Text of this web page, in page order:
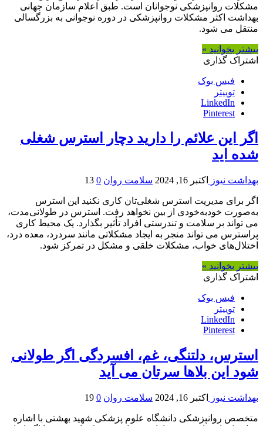
مشکلات روانپزشکی نوجوانان است. طبق اعلام سازمان جهانی
بهداشت اکثر مشکلات روانپزشکی در دوره نوجوانی به بزرگسالی
منتقل می شود.
بیشتر بخوانید »
اشتراک گذاری
فیس بوک
توییتر
LinkedIn
Pinterest
اگر این علائم را دارید دچار استرس شغلی
شده اید
بهداشت نیوز اکتبر 16, 2024 سلامت روان 0
13
اگر برای مدیریت استرس شغلی‌تان کاری نکنید این استرس
به‌صورت خودبه‌خودی از بین نخواهد رفت. استرس در طولانی‌مدت،
می‌ تواند بر سلامت و تندرستی افراد تأثیر بگذارد. یک محیط کاری
پراسترس می‌ تواند منجر به ایجاد مشکلاتی مانند سردرد، معده درد،
اختلال‌های خواب، مشکلات خلقی و مشکل در تمرکز شود.
بیشتر بخوانید »
اشتراک گذاری
فیس بوک
توییتر
LinkedIn
Pinterest
استرس، دلتنگی، غم، افسردگی اگر طولانی
شود این بلاها سرتان می آید
بهداشت نیوز اکتبر 16, 2024 سلامت روان 0
19
متخصص روانپزشکی دانشگاه علوم پزشکی شهید بهشتی با اشاره